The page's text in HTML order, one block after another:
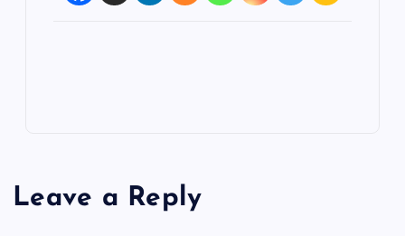
Leave a Reply